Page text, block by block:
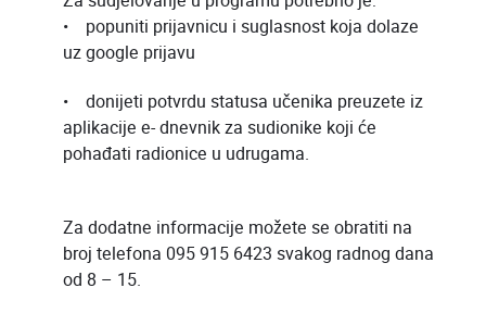
• popuniti prijavnicu i suglasnost koja dolaze
uz google prijavu
• donijeti potvrdu statusa učenika preuzete iz
aplikacije e- dnevnik za sudionike koji će
pohađati radionice u udrugama.
Za dodatne informacije možete se obratiti na
broj telefona 095 915 6423 svakog radnog dana
od 8 – 15.